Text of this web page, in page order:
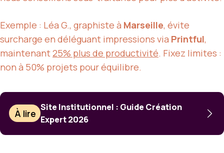
Exemple : Léa G., graphiste à Marseille, évite
surcharge en déléguant impressions via Printful,
maintenant25% plus de productivité. Fixez limites :
non à 50% projets pour équilibre.
À lire
Site Institutionnel : Guide Création
Expert 2026